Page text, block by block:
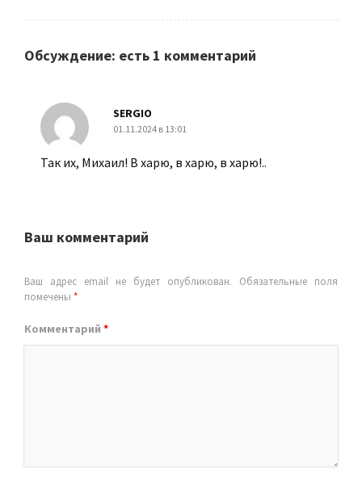
Обсуждение: есть 1 комментарий
SERGIO
01.11.2024 в 13:01
Так их, Михаил! В харю, в харю, в харю!..
Ваш комментарий
Ваш адрес email не будет опубликован.
Обязательные поля
помечены *
Комментарий *